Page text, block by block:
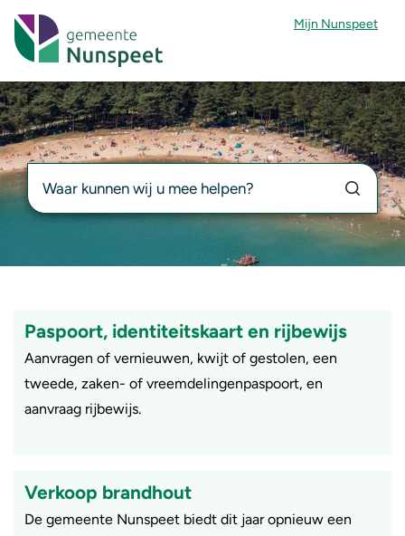
Gemeente Nunspeet
Mijn Nunspeet
Zoekknop
Paspoort, identiteitskaart en rijbewijs
Aanvragen of vernieuwen, kwijt of gestolen, een
tweede, zaken- of vreemdelingenpaspoort, en
aanvraag rijbewijs.
Verkoop brandhout
De gemeente Nunspeet biedt dit jaar opnieuw een